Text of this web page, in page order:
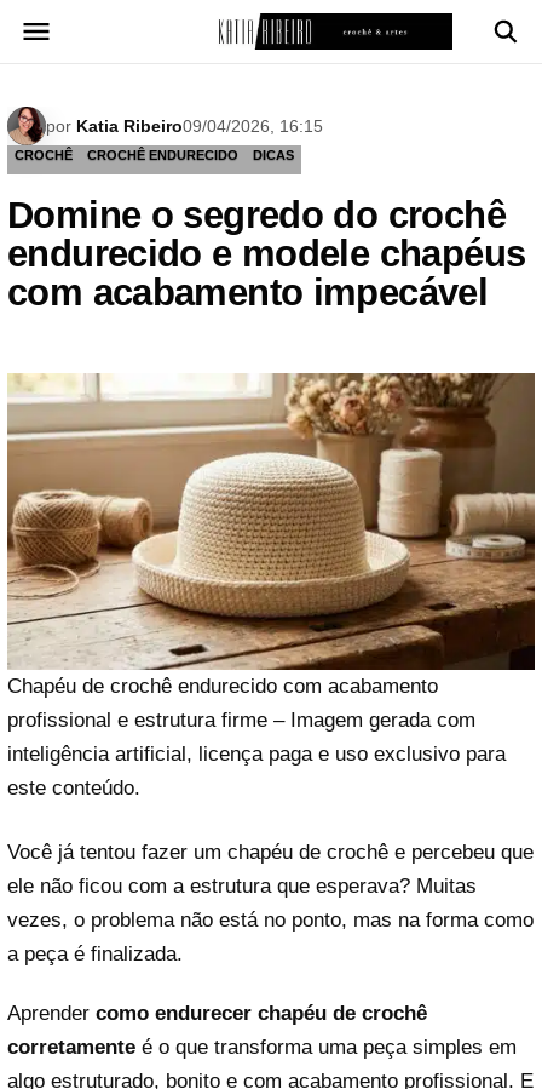
para
por Katia Ribeiro09/04/2026, 16:15
CROCHÊ CROCHÊ ENDURECIDO DICAS
Domine o segredo do crochê
endurecido e modele chapéus
com acabamento impecável
Chapéu de crochê endurecido com acabamento
profissional e estrutura firme – Imagem gerada com
inteligência artificial, licença paga e uso exclusivo para
este conteúdo.
Você já tentou fazer um chapéu de crochê e percebeu que
ele não ficou com a estrutura que esperava? Muitas
vezes, o problema não está no ponto, mas na forma como
a peça é finalizada.
Aprender como endurecer chapéu de crochê
corretamente é o que transforma uma peça simples em
algo estruturado, bonito e com acabamento profissional. E